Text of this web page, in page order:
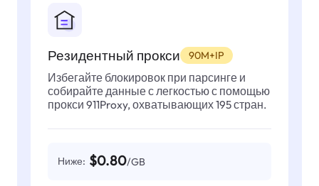
Резидентный прокси 90M+IP
Избегайте блокировок при парсинге и
собирайте данные с легкостью с помощью
прокси 911Proxy, охватывающих 195 стран.
Ниже: $0.80/GB